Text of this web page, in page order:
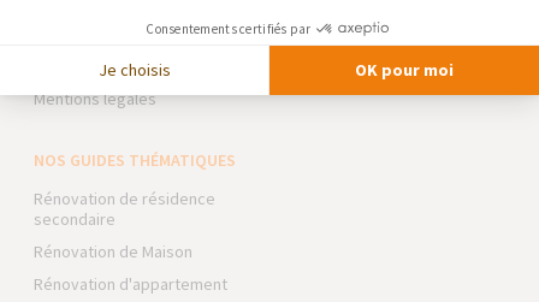
d’intervention
Mentions légales
Intégrer notre réseau
Des travaux pour les pros ?
NOS GUIDES THÉMATIQUES
Rénovation de résidence
secondaire
Rénovation de Maison
Rénovation d'appartement
Consentements certifiés par
Je choisis OK pour moi